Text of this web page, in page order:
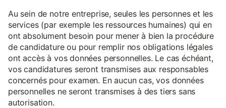
Au sein de notre entreprise, seules les personnes et les
services (par exemple les ressources humaines) qui en
ont absolument besoin pour mener à bien la procédure
de candidature ou pour remplir nos obligations légales
ont accès à vos données personnelles. Le cas échéant,
vos candidatures seront transmises aux responsables
concernés pour examen. En aucun cas, vos données
personnelles ne seront transmises à des tiers sans
autorisation.